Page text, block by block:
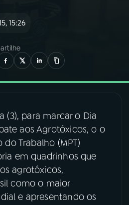
15:26
(3), para marcar o Dia
aos Agrotóxicos, o o
Trabalho (MPT)
em quadrinhos que
agrotóxicos,
como o maior
e apresentando os